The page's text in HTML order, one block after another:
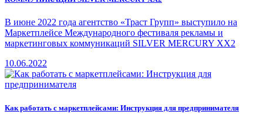
В июне 2022 года агентство «Траст Групп» выступило на
Маркетплейсе Международного фестиваля рекламы и
маркетинговых коммуникаций SILVER MERCURY XX2
10.06.2022
Как работать с маркетплейсами: Инструкция для предпринимателя